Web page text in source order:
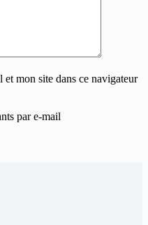
mon site dans ce navigateur
par e-mail